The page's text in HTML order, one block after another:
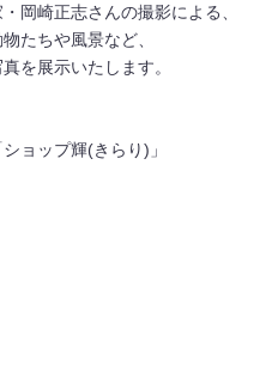
崎正志さんの撮影による、
ちや風景など、
展示いたします。
ョップ輝(きらり)」